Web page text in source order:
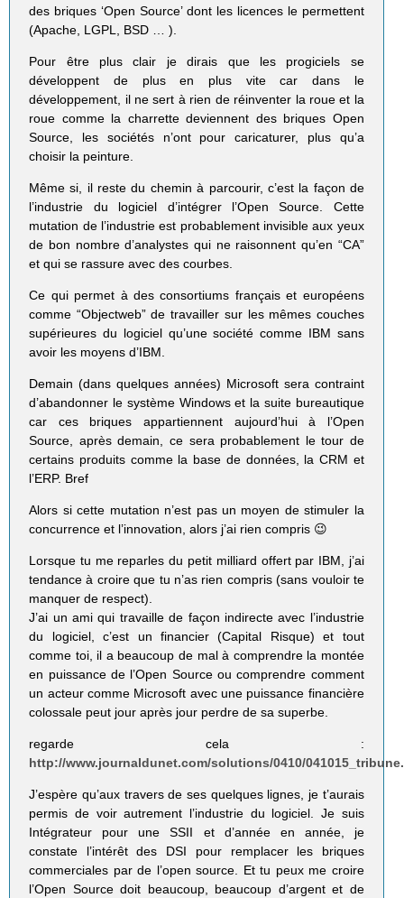
des briques ‘Open Source’ dont les licences le permettent
(Apache, LGPL, BSD … ).
Pour être plus clair je dirais que les progiciels se
développent de plus en plus vite car dans le
développement, il ne sert à rien de réinventer la roue et la
roue comme la charrette deviennent des briques Open
Source, les sociétés n’ont pour caricaturer, plus qu’a
choisir la peinture.
Même si, il reste du chemin à parcourir, c’est la façon de
l’industrie du logiciel d’intégrer l’Open Source. Cette
mutation de l’industrie est probablement invisible aux yeux
de bon nombre d’analystes qui ne raisonnent qu’en “CA”
et qui se rassure avec des courbes.
Ce qui permet à des consortiums français et européens
comme “Objectweb” de travailler sur les mêmes couches
supérieures du logiciel qu’une société comme IBM sans
avoir les moyens d’IBM.
Demain (dans quelques années) Microsoft sera contraint
d’abandonner le système Windows et la suite bureautique
car ces briques appartiennent aujourd’hui à l’Open
Source, après demain, ce sera probablement le tour de
certains produits comme la base de données, la CRM et
l’ERP. Bref
Alors si cette mutation n’est pas un moyen de stimuler la
concurrence et l’innovation, alors j’ai rien compris 😉
Lorsque tu me reparles du petit milliard offert par IBM, j’ai
tendance à croire que tu n’as rien compris (sans vouloir te
manquer de respect).
J’ai un ami qui travaille de façon indirecte avec l’industrie
du logiciel, c’est un financier (Capital Risque) et tout
comme toi, il a beaucoup de mal à comprendre la montée
en puissance de l’Open Source ou comprendre comment
un acteur comme Microsoft avec une puissance financière
colossale peut jour après jour perdre de sa superbe.
regarde cela :
http://www.journaldunet.com/solutions/0410/
J’espère qu’aux travers de ses quelques lignes, je t’aurais
permis de voir autrement l’industrie du logiciel. Je suis
Intégrateur pour une SSII et d’année en année, je
constate l’intérêt des DSI pour remplacer les briques
commerciales par de l’open source. Et tu peux me croire
l’Open Source doit beaucoup, beaucoup d’argent et de